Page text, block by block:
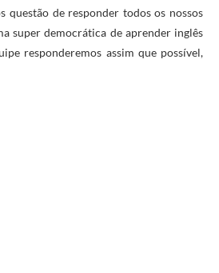
questão de responder todos os nossos
super democrática de aprender inglês
responderemos assim que possível,